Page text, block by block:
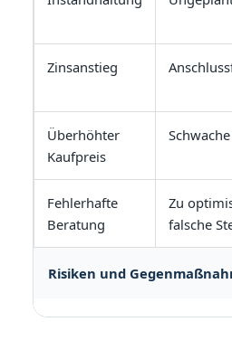
Risiken und
Zinsanstieg
Überhöhter
Kaufpreis
Fehlerhafte
Beratung
Zu
falsche